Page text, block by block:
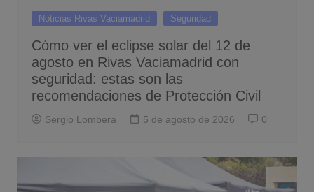
Noticias Rivas Vaciamadrid Seguridad
Cómo ver el eclipse solar del 12 de
agosto en Rivas Vaciamadrid con
seguridad: estas son las
recomendaciones de Protección Civil
Sergio Lombera 5 de agosto de 2026 0